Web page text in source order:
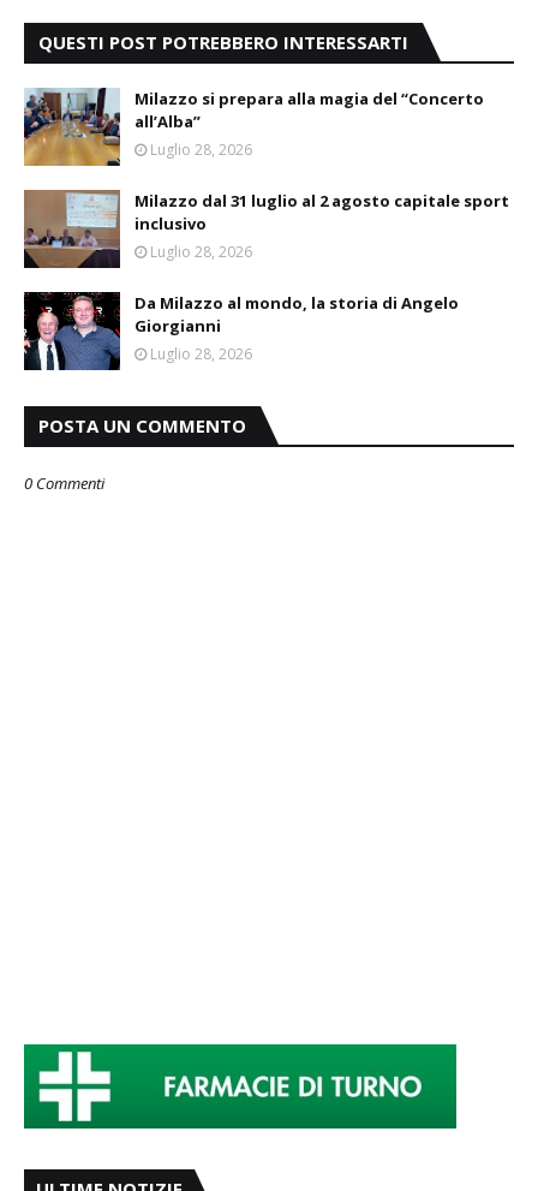
QUESTI POST POTREBBERO INTERESSARTI
Milazzo si prepara alla magia del “Concerto
all’Alba”
Luglio 28, 2026
Milazzo dal 31 luglio al 2 agosto capitale sport
inclusivo
Luglio 28, 2026
Da Milazzo al mondo, la storia di Angelo
Giorgianni
Luglio 28, 2026
POSTA UN COMMENTO
0 Commenti